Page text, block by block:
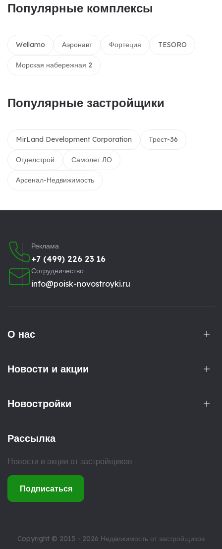
Популярные комплексы
Wellamo Аэронавт Фортеция TESORO
Морская набережная 2
Популярные застройщики
MirLand Development Corporation Трест-36
Отделстрой Самолет ЛО
Арсенал-Недвижимость
Реклама
+7 (499) 226 23 16
Сотрудничество
info@poisk-novostroyki.ru
О нас
Новости и акции
Новостройки
Рассылка
Новости и акции от застройщиков
Подписаться
Copyright © 2015 - 2026 Недвижимость от застройщиков